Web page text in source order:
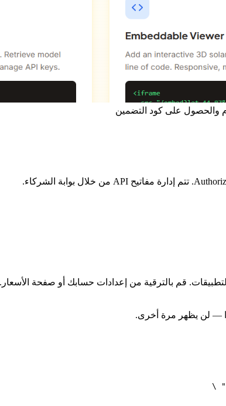
— لن يظهر مرة أخرى.